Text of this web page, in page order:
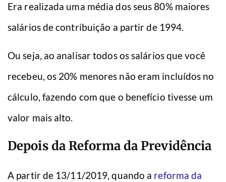
Era realizada uma média dos seus 80% maiores
salários de contribuição a partir de 1994.
Ou seja, ao analisar todos os salários que você
recebeu, os 20% menores não eram incluídos no
cálculo, fazendo com que o benefício tivesse um
valor mais alto.
Depois da Reforma da Previdência
A partir de 13/11/2019, quando a reforma da